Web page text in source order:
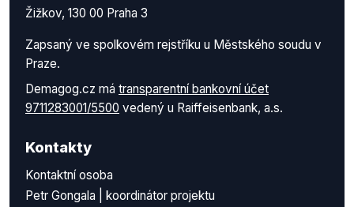
Žižkov, 130 00 Praha 3
Zapsaný ve spolkovém rejstříku u Městského soudu v
Praze.
Demagog.cz má transparentní bankovní účet
9711283001/5500 vedený u Raiffeisenbank, a.s.
Kontakty
Kontaktní osoba
Petr Gongala | koordinátor projektu